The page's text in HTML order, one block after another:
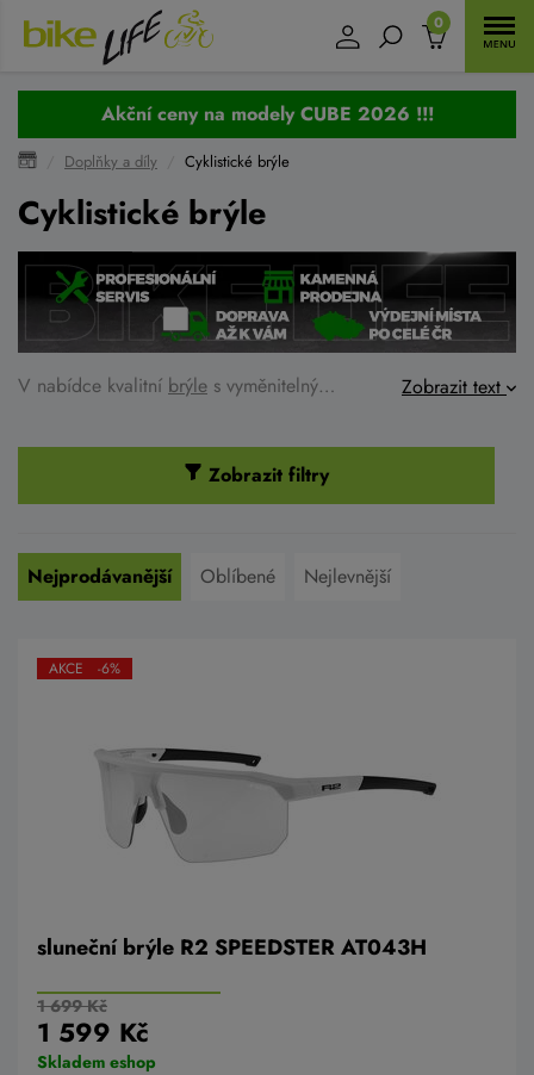
0
Akční ceny na modely CUBE 2026 !!!
Doplňky a díly Cyklistické brýle
Cyklistické brýle
V nabídce kvalitní brýle s vyměnitelnými skly od ETAPE. Kvalitní balení, vysoká kvalita a zajímavá cena - to jsou brýle, které koupíte u nás na Zobrazit text
Zobrazit filtry
Nejprodávanější Oblíbené Nejlevnější
sluneční brýle R2 SPEEDSTER AT043H
AKCE -6%
1 699 Kč
1 599 Kč
Skladem eshop